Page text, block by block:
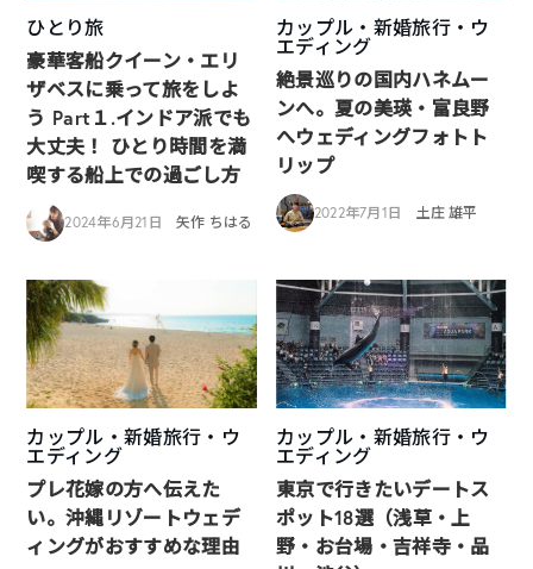
ひとり旅
豪華客船クイーン・エリ
ザベスに乗って旅をしよ
う Part１.インドア派でも
大丈夫！ ひとり時間を満
喫する船上での過ごし方
2024年6月21日 矢作 ちはる
カップル・新婚旅行・ウ
エディング
絶景巡りの国内ハネムー
ンへ。夏の美瑛・富良野
へウェディングフォトト
リップ
2022年7月1日 土庄 雄平
カップル・新婚旅行・ウ
エディング
プレ花嫁の方へ伝えた
い。沖縄リゾートウェデ
ィングがおすすめな理由
カップル・新婚旅行・ウ
エディング
東京で行きたいデートス
ポット18選（浅草・上
野・お台場・吉祥寺・品